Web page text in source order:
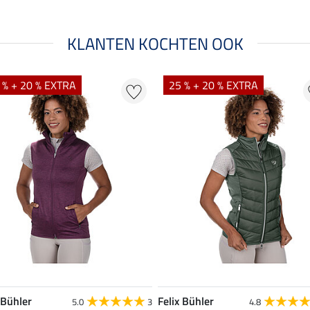
KLANTEN KOCHTEN OOK
+ 20 % EXTRA
5.0 3
25 % + 20 % EXTRA
Felix Bühler 4.8